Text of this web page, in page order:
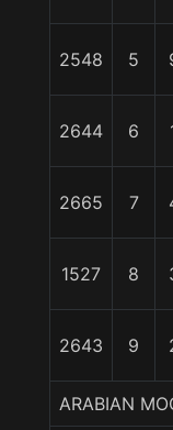
2548 5
2644 6
2665 7
1527 8
2643 9
ARABIAN